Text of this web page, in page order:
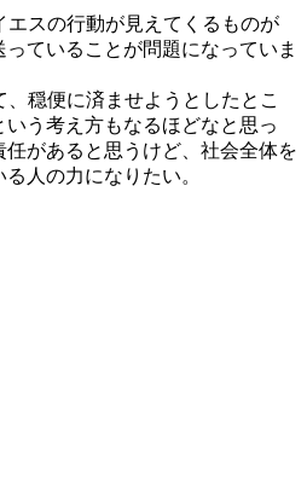
スの行動が見えてくるものが
ていることが問題になっていま
穏便に済ませようとしたとこ
う考え方もなるほどなと思っ
があると思うけど、社会全体を
人の力になりたい。